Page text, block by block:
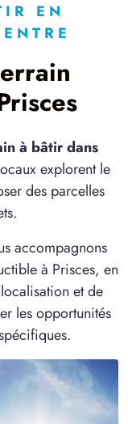
EN
à bâtir dans
explorent le
des parcelles
accompagnons
à Prisces, en
et de
les opportunités